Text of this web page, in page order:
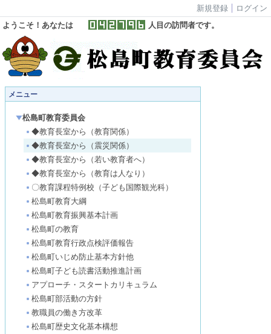
新規登録
ログイン
ようこそ！あなたは
人目の訪問者です。
メニュー
松島町教育委員会
◆教育長室から（教育関係）
◆教育長室から（震災関係）
◆教育長室から（若い教育者へ）
◆教育長室から（教育は人なり）
〇教育課程特例校（子ども国際観光科）
松島町教育大綱
松島町教育振興基本計画
松島町の教育
松島町教育行政点検評価報告
松島町いじめ防止基本方針他
松島町子ども読書活動推進計画
アプローチ・スタートカリキュラム
松島町部活動の方針
教職員の働き方改革
松島町歴史文化基本構想